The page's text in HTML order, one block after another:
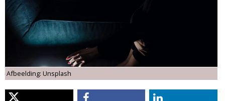
l
o
d
m
n
u
Afbeelding: Unsplash